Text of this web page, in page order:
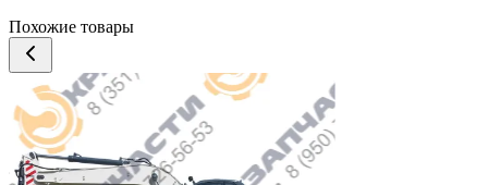
Похожие товары